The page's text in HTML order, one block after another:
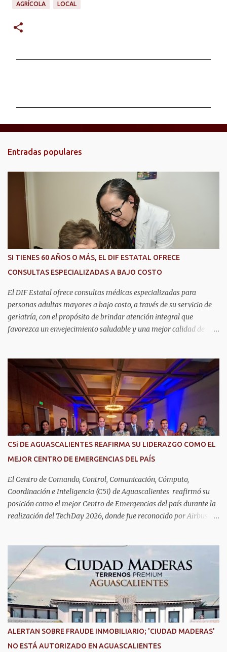
AGRÍCOLA LOCAL
n
t
Entradas populares
SI TIENES 60 AÑOS O MÁS, EL DIF ESTATAL OFRECE
CONSULTAS ESPECIALIZADAS A BAJO COSTO
El DIF Estatal ofrece consultas médicas especializadas para
personas adultas mayores a bajo costo, a través de su servicio de
geriatría, con el propósito de brindar atención integral que
favorezca un envejecimiento saludable y una mejor calidad de
fundamentalmente en la prevención, el diagnóstico y tratamiento
de las enfermedades más comunes en las personas mayores de 60
años, como diabetes, hipertensión, deterioro cognitivo y
alzhéimer, entre otros padecimientos. "Nuestros adultos mayores
son el corazón de muchas familias y merecen todo nuestro respeto,
cuidado y reconocimiento; por eso, en el DIF Estatal impulsamos
servicios que les ayuden a cuidar su salud y a vivir esta etapa con
presidenta del DIF Estatal. Para acceder al servicio, las y los
interesados deben acudir a la Dirección de Servi...
C5i DE AGUASCALIENTES REAFIRMA SU LIDERAZGO COMO EL
MEJOR CENTRO DE EMERGENCIAS DEL PAÍS
El Centro de Comando, Control, Comunicación, Cómputo,
Coordinación e Inteligencia (C5i) de Aguascalientes reafirmó su
posición como el mejor Centro de Emergencias del país durante la
realización del TechDay 2026, donde fue reconocido por Airbus
seguridad pública y la atención de emergencias. Este encuentro
reunió a autoridades, especialistas nacionales e internacionales y
representantes de instituciones de seguridad para intercambiar
conocimientos y conocer las tendencias más avanzadas en la
materia. La titular del C5i, Michelle Olmos Álvarez, señaló que este
reconocimiento es resultado de la capacidad operativa, la
infraestructura tecnológica de vanguardia y los modelos
innovadores de coordinación institucional que distinguen al C5i de
Aguascalientes, posicionándose como un referente nacional en
ALERTAN SOBRE FRAUDE INMOBILIARIO; 'CIUDAD MADERAS'
NO ESTÁ AUTORIZADO EN AGUASCALIENTES